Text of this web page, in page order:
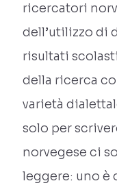
ricercatori
dell’utilizzo di
risultati
della ricerca
varietà
solo per
norvegese ci
leggere: uno è